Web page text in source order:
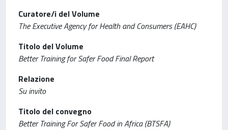
Curatore/i del Volume
The Executive Agency for Health and Consumers (EAHC)
Titolo del Volume
Better Training for Safer Food Final Report
Relazione
Su invito
Titolo del convegno
Better Training For Safer Food in Africa (BTSFA)